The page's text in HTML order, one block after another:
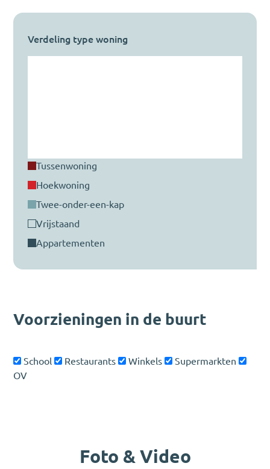
Voorzieningen in de buurt
School Restaurants Winkels
Supermarkten
OV
Verdeling type woning
tussenwoning
hoekwoning
twee-onder-een-kap
vrijstaand
appartementen
Foto & Video